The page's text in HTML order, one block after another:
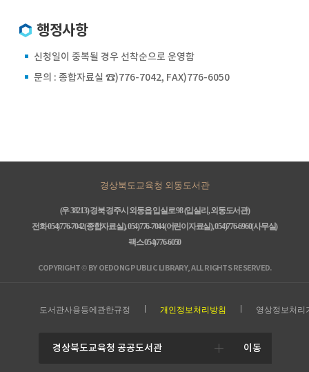
행정사항
신청일이 중복될 경우 선착순으로 운영함
문의 : 종합자료실 ☎)776-7042, FAX)776-6050
경상북도교육청 외동도서관
(우 38213) 경북 경주시 외동읍 입실로 98 (입실리, 외동도서관)
전화 054)776-7042(종합자료실), 054)776-7044(어린이자료실), 054)776-6960(사무실)
팩스 054)776-6050
COPYRIGHT © BY OEDONG PUBLIC LIBRARY, ALL RIGHTS RESERVED.
도서관사용등에관한규정 개인정보처리방침 영상정보처리
이동